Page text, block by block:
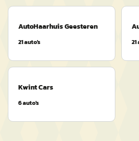
AutoHaarhuis Geesteren
21auto's 21
Kwint Cars
6auto's